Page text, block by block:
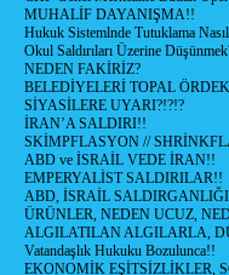
MUHALİF DAYANIŞMA!!
Hukuk Sistemlnde Tutuklama
Okul Saldırıları Üzerine
NEDEN FAKİRİZ?
BELEDİYELERİ TOPAL
SİYASİLERE UYARI?!?!?
İRAN’A SALDIRI!!
SKİMPFLASYON //
ABD ve İSRAİL VEDE İRAN!!
EMPERYALİST SALDIRILAR!!
ABD, İSRAİL SALDIRGANLIĞI
ÜRÜNLER, NEDEN UCUZ,
ALGILATILAN ALGILARLA,
Vatandaşlık Hukuku Bozulunca!!
EKONOMİK EŞİTSİZLİKLER,